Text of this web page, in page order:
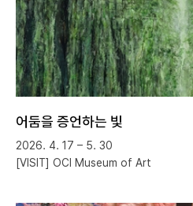
어둠을 증언하는 빛
2026. 4. 17 – 5. 30
[VISIT] OCI Museum of Art